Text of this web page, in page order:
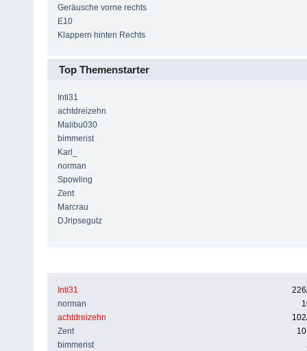
Geräusche vorne rechts
E10
Klappern hinten Rechts
Top Themenstarter
Inti31
achtdreizehn
Malibu030
bimmerist
Karl_
norman
Spowling
Zent
Marcrau
DJripsegutz
Inti31
norman
achtdreizehn
Zent
bimmerist